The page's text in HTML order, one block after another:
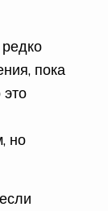
пока
но